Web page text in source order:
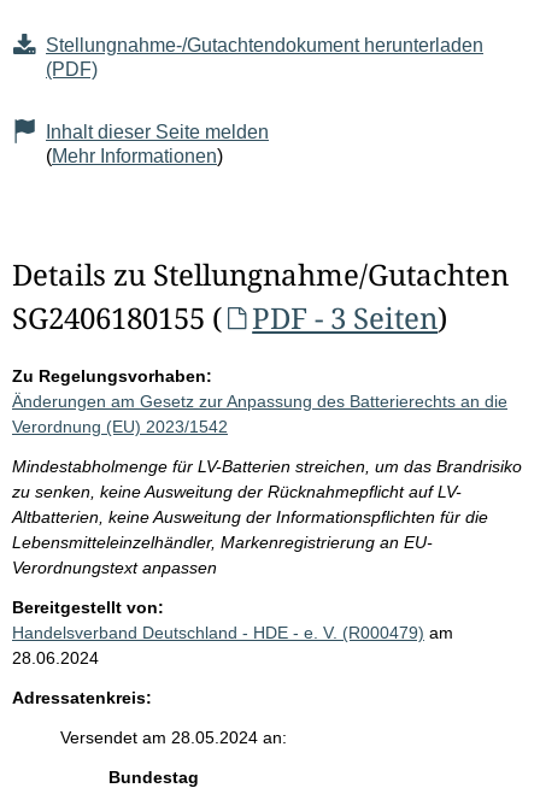
Stellungnahme-/Gutachtendokument herunterladen
(PDF)
Inhalt dieser Seite melden
(Mehr Informationen)
Details zu Stellungnahme/Gutachten
SG2406180155 (
PDF - 3 Seiten)
Zu Regelungsvorhaben:
Änderungen am Gesetz zur Anpassung des Batterierechts an die
Verordnung (EU) 2023/1542
Mindestabholmenge für LV-Batterien streichen, um das Brandrisiko
zu senken, keine Ausweitung der Rücknahmepflicht auf LV-
Altbatterien, keine Ausweitung der Informationspflichten für die
Lebensmitteleinzelhändler, Markenregistrierung an EU-
Verordnungstext anpassen
Bereitgestellt von:
Handelsverband Deutschland - HDE - e. V. (R000479) am
28.06.2024
Adressatenkreis:
Versendet am 28.05.2024 an:
Bundestag